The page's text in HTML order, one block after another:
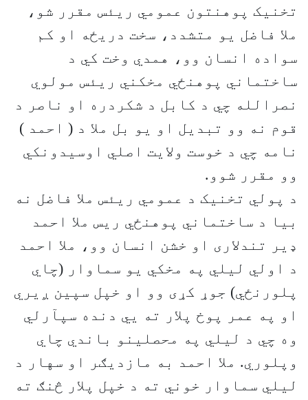
تخنیک پوهنتون عمومي ریئس مقرر شو،
ملا فاضل یو متشدد، سخت دریځه او کم
سواده انسان وو، همدي وخت کي د
ساختماني پوهنځي مخکني ریئس مولوي
نصرالله چي د کابل د شکردره او ناصر د
قوم نه وو تبدیل او یو بل ملا د ( احمد )
نامه چي د خوست ولایت اصلي اوسیدونکي
وو مقرر شوو.
د پولي تخنیک د عمومي ریئس ملا فاضل نه
بیا د ساختماني پوهنځي ریس ملا احمد
ډیر تندلاری او خشن انسان وو، ملا احمد
د اولي لیلي په مخکي یو سماوار (چاي
پلورنځي) جوړ کړی وو او خپل سپین ږیري
او په عمر پوخ پلار ته يي دنده سپآرلي
وه چي د لیلي په محصلینو باندي چاي
وپلوري. ملا احمد به مازدیګر او سهار د
لیلي سماوار خوني ته د خپل پلار څنګ ته